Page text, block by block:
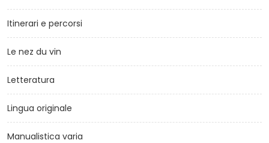
Itinerari e percorsi
Le nez du vin
Letteratura
Lingua originale
Manualistica varia